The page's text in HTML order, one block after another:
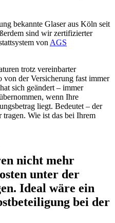
bekannte Glaser aus Köln seit
sind wir zertifizierter
von AGS
trotz vereinbarter
von der Versicherung fast immer
sich geändert – immer
wenn Ihre
liegt. Bedeutet – der
tragen. Wie ist das bei Ihrem
nicht mehr
unter der
Ideal wäre ein
bei der